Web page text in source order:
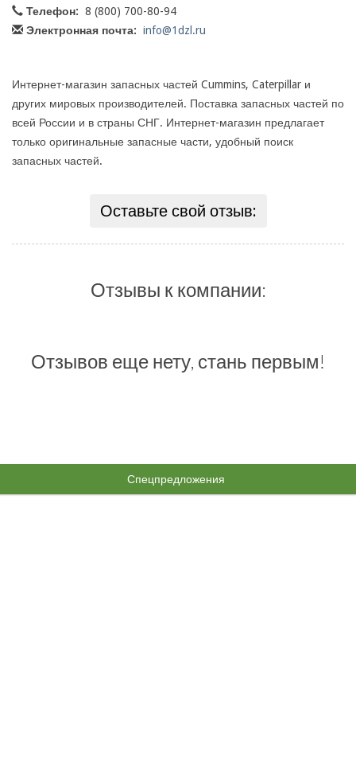
Телефон: 8 (800) 700-80-94
Электронная почта: info@1dzl.ru
Интернет-магазин запасных частей Cummins, Caterpillar и
других мировых производителей. Поставка запасных частей по
всей России и в страны СНГ. Интернет-магазин предлагает
только оригинальные запасные части, удобный поиск
запасных частей.
Оставьте свой отзыв:
Отзывы к компании:
Отзывов еще нету, стань первым!
Спецпредложения